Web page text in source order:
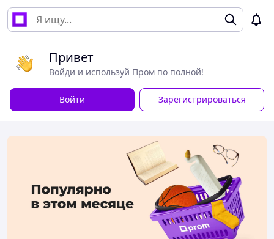
Привет
Войди и используй Пром по полной!
Войти Зарегистрироваться